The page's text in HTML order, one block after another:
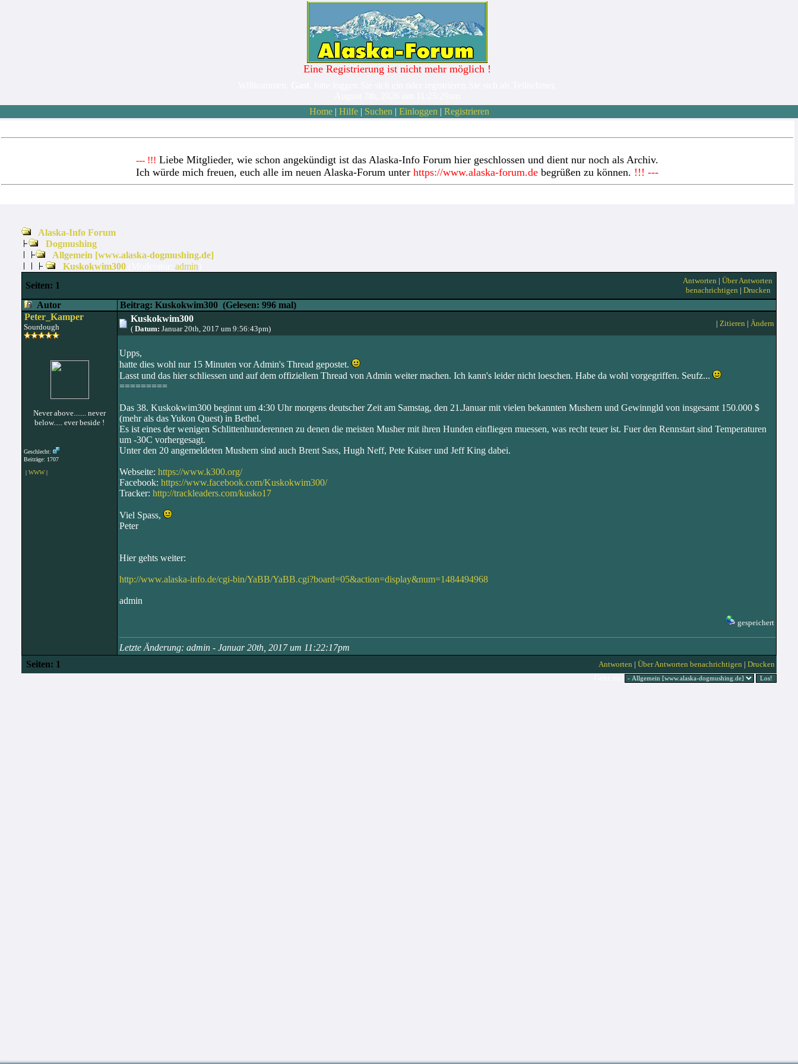
Eine Registrierung ist nicht mehr möglich !
Home| Hilfe| Suchen | Einloggen | Registrieren
--- !!! Liebe Mitglieder, wie schon angekündigt ist das Alaska-Info Forum hier geschlossen und dient nur noch als Archiv.
Ich würde mich freuen, euch alle im neuen Alaska-Forum unter https://www.alaska-forum.de begrüßen zu können. !!! ---
Alaska-Info Forum
Dogmushing
Allgemein [www.alaska-dogmushing.de]
Kuskokwim300
admin
Seiten: 1 Antworten | Über Antworten
benachrichtigen | Drucken
Autor Beitrag: Kuskokwim300 (Gelesen: 996 mal)
Peter_Kamper
Sourdough
Never above....... never
below..... ever beside !
Geschlecht:
Beiträge: 1707
| WWW|
Kuskokwim300
( Datum: Januar 20th, 2017 um 9:56:43pm)
| Zitieren | Ändern
Upps,
hatte dies wohl nur 15 Minuten vor Admin's Thread gepostet.
Lasst und das hier schliessen und auf dem offiziellem Thread von Admin weiter machen. Ich kann's leider nicht loeschen. Habe da wohl vorgegriffen. Seufz...
=========
Das 38. Kuskokwim300 beginnt um 4:30 Uhr morgens deutscher Zeit am Samstag, den 21.Januar mit vielen bekannten Mushern und Gewinngld von insgesamt 150.000 $
(mehr als das Yukon Quest) in Bethel.
Es ist eines der wenigen Schlittenhunderennen zu denen die meisten Musher mit ihren Hunden einfliegen muessen, was recht teuer ist. Fuer den Rennstart sind Temperaturen
um -30C vorhergesagt.
Unter den 20 angemeldeten Mushern sind auch Brent Sass, Hugh Neff, Pete Kaiser und Jeff King dabei.
Webseite: https://www.k300.org/
Facebook: https://www.facebook.com/Kuskokwim300/
Tracker: http://trackleaders.com/kusko17
Viel Spass,
Peter
Hier gehts weiter:
http://www.alaska-info.de/cgi-bin/YaBB/YaBB.cgi?board=05&action=display&num=1484494968
admin
gespeichert
Letzte Änderung: admin - Januar 20th, 2017 um 11:22:17pm
Seiten: 1 Antworten | Über Antworten benachrichtigen | Drucken